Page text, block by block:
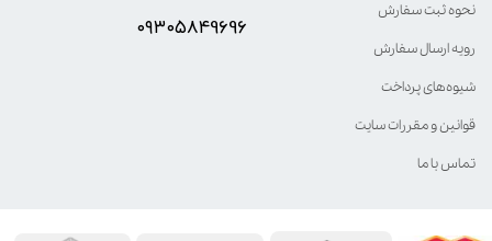
نحوه ثبت سفارش
رویه ارسال سفارش
شیوه‌های پرداخت
قوانین و مقررات سایت
تماس با ما
۰۹۳۰۵8۴9696